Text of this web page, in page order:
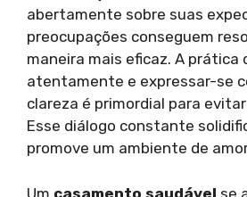
abertamente sobre suas
preocupações conseguem
maneira mais eficaz. A prática
atentamente e expressar-se
clareza é primordial para
Esse diálogo constante
promove um ambiente de
Um casamento saudável se